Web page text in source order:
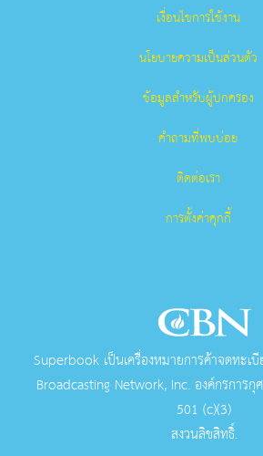
เงื่อนไขการใช้งาน
นโยบายความเป็นส่วนตัว
ข้อมูลสำหรับผู้ปกครอง
คำถามที่พบบ่อย
ติดต่อเรา
การตั้งค่าคุกกี้
Superbook เป็นเครื่องหมายการค้าจดทะเ
Broadcasting Network, Inc. องค์กรการกุ
501 (c)(3)
สงวนลิขสิทธิ์.